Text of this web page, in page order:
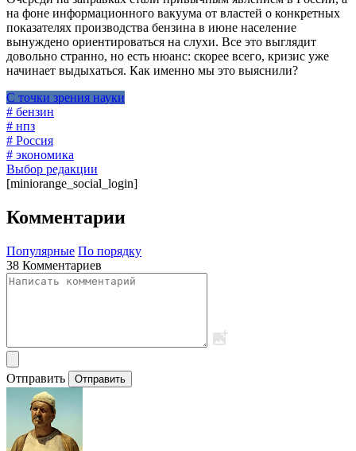
на фоне информационного вакуума от властей о конкретных
показателях производства бензина в июне население
вынуждено ориентироваться на слухи. Все это выглядит
довольно странно, но есть нюанс: скорее всего, кризис уже
начинает выдыхаться. Как именно мы это выяснили?
С точки зрения науки
# бензин
# нпз
# Россия
# экономика
Выбор редакции
[miniorange_social_login]
Комментарии
Популярные По порядку
38 Комментариев
Отправить Отправить